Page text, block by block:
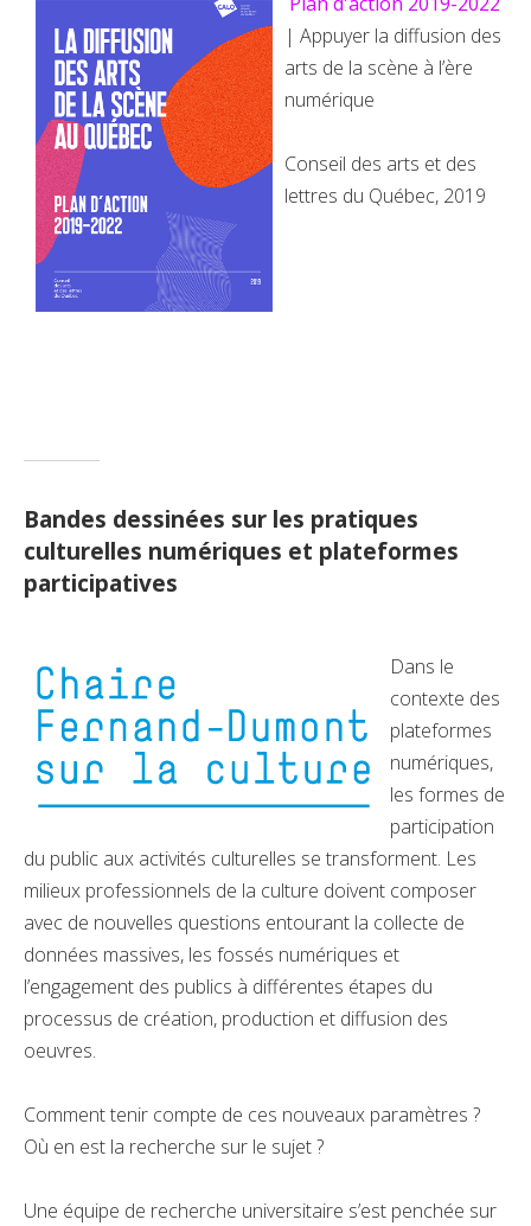
| Appuyer la diffusion des
arts de la scène à l’ère
numérique
Conseil des arts et des
lettres du Québec, 2019
Bandes dessinées sur les pratiques
culturelles numériques et plateformes
participatives
​Dans le
contexte des
plateformes
numériques,
les formes de
participation
du public aux activités culturelles se transforment. Les
milieux professionnels de la culture doivent composer
avec de nouvelles questions entourant la collecte de
données massives, les fossés numériques et
l’engagement des publics à différentes étapes du
processus de création, production et diffusion des
oeuvres.
Comment tenir compte de ces nouveaux paramètres ?
Où en est la recherche sur le sujet ?
Une équipe de recherche universitaire s’est penchée sur